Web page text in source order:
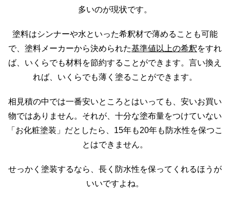
多いのが現状です。
塗料はシンナーや水といった希釈材で薄めることも可能
で、塗料メーカーから決められた基準値以上の希釈をすれ
ば、いくらでも材料を節約することができます。言い換え
れば、いくらでも薄く塗ることができます。
相見積の中では一番安いところとはいっても、安いお買い
物ではありません。それが、十分な塗布量をつけていない
「お化粧塗装」だとしたら、15年も20年も防水性を保つこ
とはできません。
せっかく塗装するなら、長く防水性を保ってくれるほうが
いいですよね。